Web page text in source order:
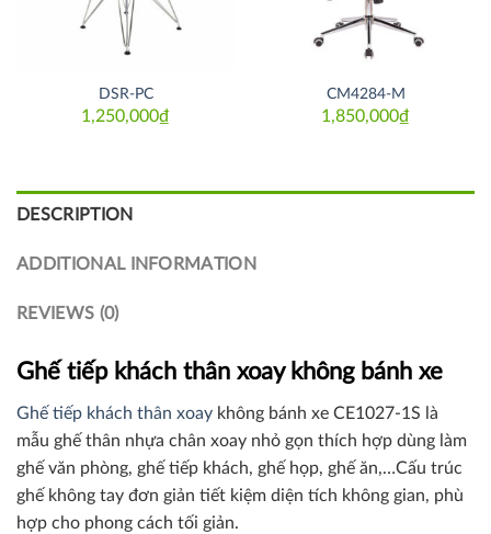
DSR-PC
1,250,000₫
CM4284-M
1,850,000₫
DESCRIPTION
ADDITIONAL INFORMATION
REVIEWS (0)
Ghế tiếp khách thân xoay không bánh xe
Ghế tiếp khách thân xoay không bánh xe CE1027-1S là
mẫu ghế thân nhựa chân xoay nhỏ gọn thích hợp dùng làm
ghế văn phòng, ghế tiếp khách, ghế họp, ghế ăn,…Cấu trúc
ghế không tay đơn giản tiết kiệm diện tích không gian, phù
hợp cho phong cách tối giản.